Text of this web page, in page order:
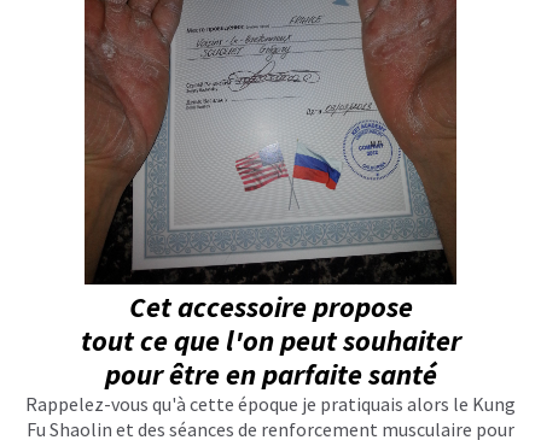
Cet accessoire propose
tout ce que l'on peut souhaiter
pour être en parfaite santé
Rappelez-vous qu'à cette époque je pratiquais alors le Kung
Fu Shaolin et des séances de renforcement musculaire pour